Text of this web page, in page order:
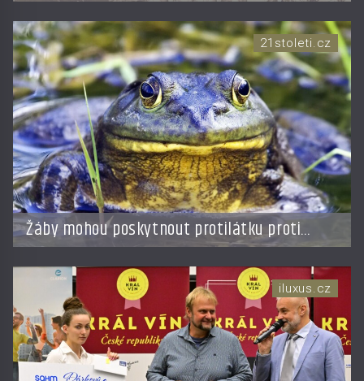
Žáby mohou poskytnout protilátku proti
smrtelné otravě měkkýši
21stoleti.cz
iluxus.cz